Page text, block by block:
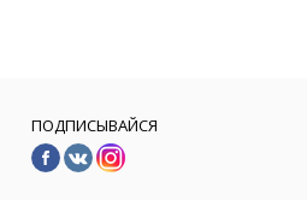
ПОДПИСЫВАЙСЯ